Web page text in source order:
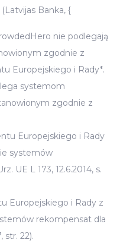
Banka, {
nie podlegają
zgodnie z
Europejskiego i Rady*.
systemom
zgodnie z
Europejskiego i Rady
systemów
UE L 173, 12.6.2014, s.
Europejskiego i Rady z
rekompensat dla
str. 22).